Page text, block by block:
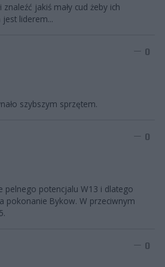
jakiś mały cud żeby ich
liderem...
0
szybszym sprzętem.
0
pelnego potencjalu W13 i dlatego
pokonanie Bykow. W przeciwnym
0